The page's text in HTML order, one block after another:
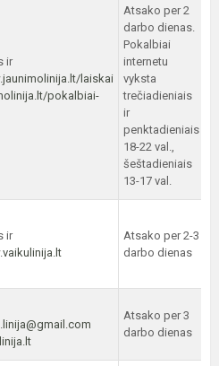
ir
laiskai
pokalbiai-
Atsako per 2
darbo dienas.
Pokalbiai
internetu
vyksta
trečiadieniais
ir
penktadieniais
18-22 val.,
šeštadieniais
13-17 val.
ir
Atsako per 2-3
darbo dienas
Atsako per 3
darbo dienas